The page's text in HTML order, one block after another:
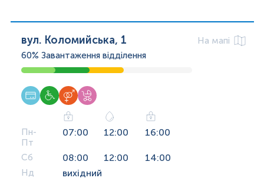
вул. Коломийська, 1
На мапі
60% Завантаження відділення
Пн-
Пт
07:00 12:00 16:00
Сб 08:00 12:00 14:00
Нд вихідний